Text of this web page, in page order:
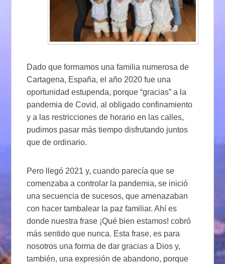
Dado que formamos una familia numerosa de
Cartagena, España, el año 2020 fue una
oportunidad estupenda, porque “gracias” a la
pandemia de Covid, al obligado confinamiento
y a las restricciones de horario en las calles,
pudimos pasar más tiempo disfrutando juntos
que de ordinario.
Pero llegó 2021 y, cuando parecía que se
comenzaba a controlar la pandemia, se inició
una secuencia de sucesos, que amenazaban
con hacer tambalear la paz familiar. Ahí es
donde nuestra frase ¡Qué bien estamos! cobró
más sentido que nunca. Esta frase, es para
nosotros una forma de dar gracias a Dios y,
también, una expresión de abandono, porque